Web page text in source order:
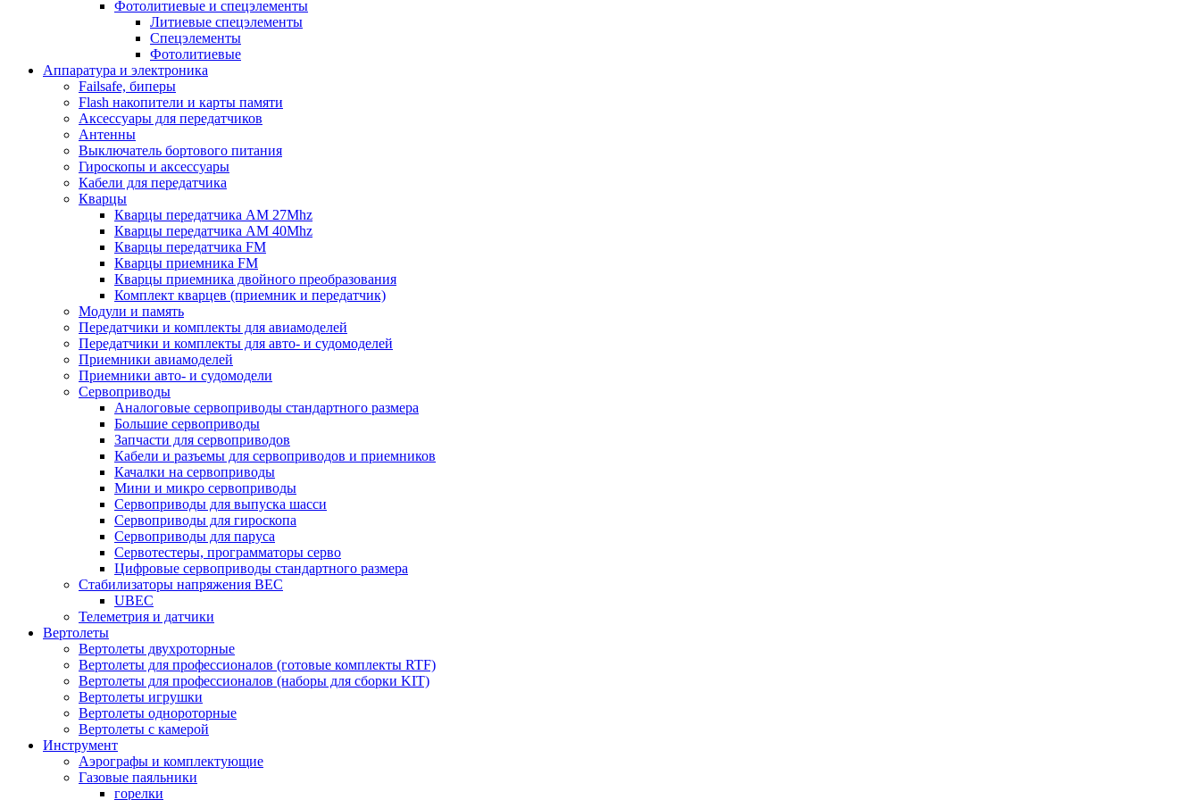
Фотолитиевые и спецэлементы
Литиевые спецэлементы
Спецэлементы
Фотолитиевые
Аппаратура и электроника
Failsafe, биперы
Flash накопители и карты памяти
Аксессуары для передатчиков
Антенны
Выключатель бортового питания
Гироскопы и аксессуары
Кабели для передатчика
Кварцы
Кварцы передатчика AM 27Mhz
Кварцы передатчика AM 40Mhz
Кварцы передатчика FM
Кварцы приемника FM
Кварцы приемника двойного преобразования
Комплект кварцев (приемник и передатчик)
Модули и память
Передатчики и комплекты для авиамоделей
Передатчики и комплекты для авто- и судомоделей
Приемники авиамоделей
Приемники авто- и судомодели
Сервоприводы
Аналоговые сервоприводы стандартного размера
Большие сервоприводы
Запчасти для сервоприводов
Кабели и разъемы для сервоприводов и приемников
Качалки на сервоприводы
Мини и микро сервоприводы
Сервоприводы для выпуска шасси
Сервоприводы для гироскопа
Сервоприводы для паруса
Сервотестеры, программаторы серво
Цифровые сервоприводы стандартного размера
Стабилизаторы напряжения BEC
UBEC
Телеметрия и датчики
Вертолеты
Вертолеты двухроторные
Вертолеты для профессионалов (готовые комплекты RTF)
Вертолеты для профессионалов (наборы для сборки KIT)
Вертолеты игрушки
Вертолеты однороторные
Вертолеты с камерой
Инструмент
Аэрографы и комплектующие
Газовые паяльники
горелки